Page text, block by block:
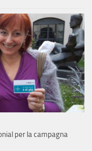
per la campagna